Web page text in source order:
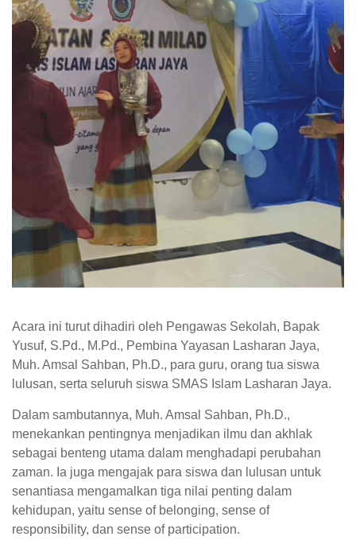
Acara ini turut dihadiri oleh Pengawas Sekolah, Bapak
Yusuf, S.Pd., M.Pd., Pembina Yayasan Lasharan Jaya,
Muh. Amsal Sahban, Ph.D., para guru, orang tua siswa
lulusan, serta seluruh siswa SMAS Islam Lasharan Jaya.
Dalam sambutannya, Muh. Amsal Sahban, Ph.D.,
menekankan pentingnya menjadikan ilmu dan akhlak
sebagai benteng utama dalam menghadapi perubahan
zaman. Ia juga mengajak para siswa dan lulusan untuk
senantiasa mengamalkan tiga nilai penting dalam
kehidupan, yaitu sense of belonging, sense of
responsibility, dan sense of participation.